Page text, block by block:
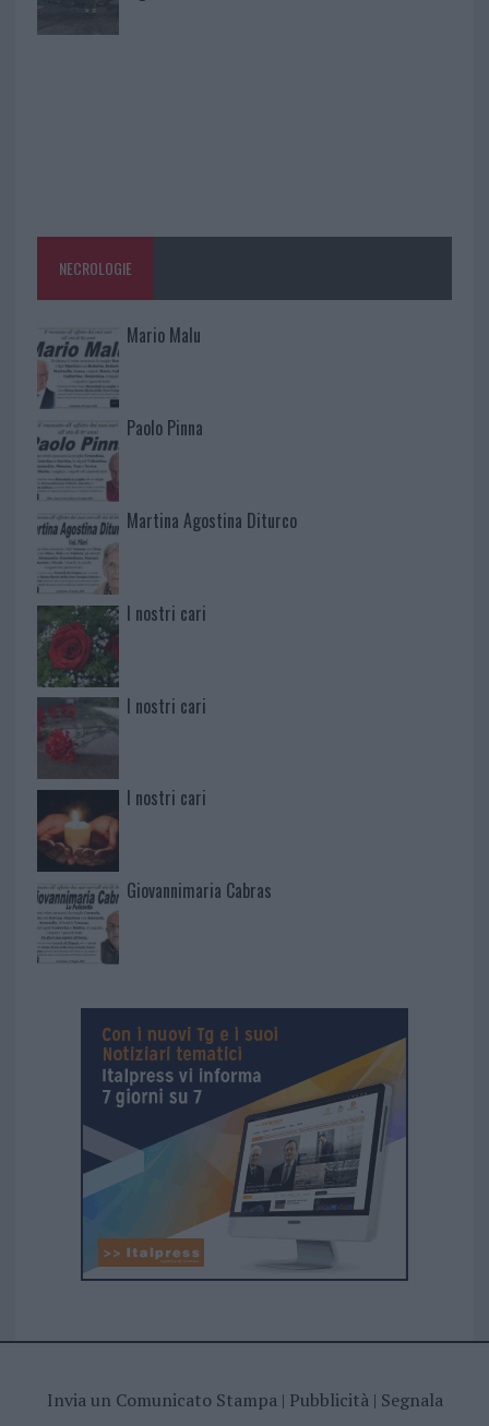
NECROLOGIE
Mario Malu
Paolo Pinna
Martina Agostina Diturco
I nostri cari
I nostri cari
I nostri cari
Giovannimaria Cabras
Invia un Comunicato Stampa| Pubblicità| Segnala